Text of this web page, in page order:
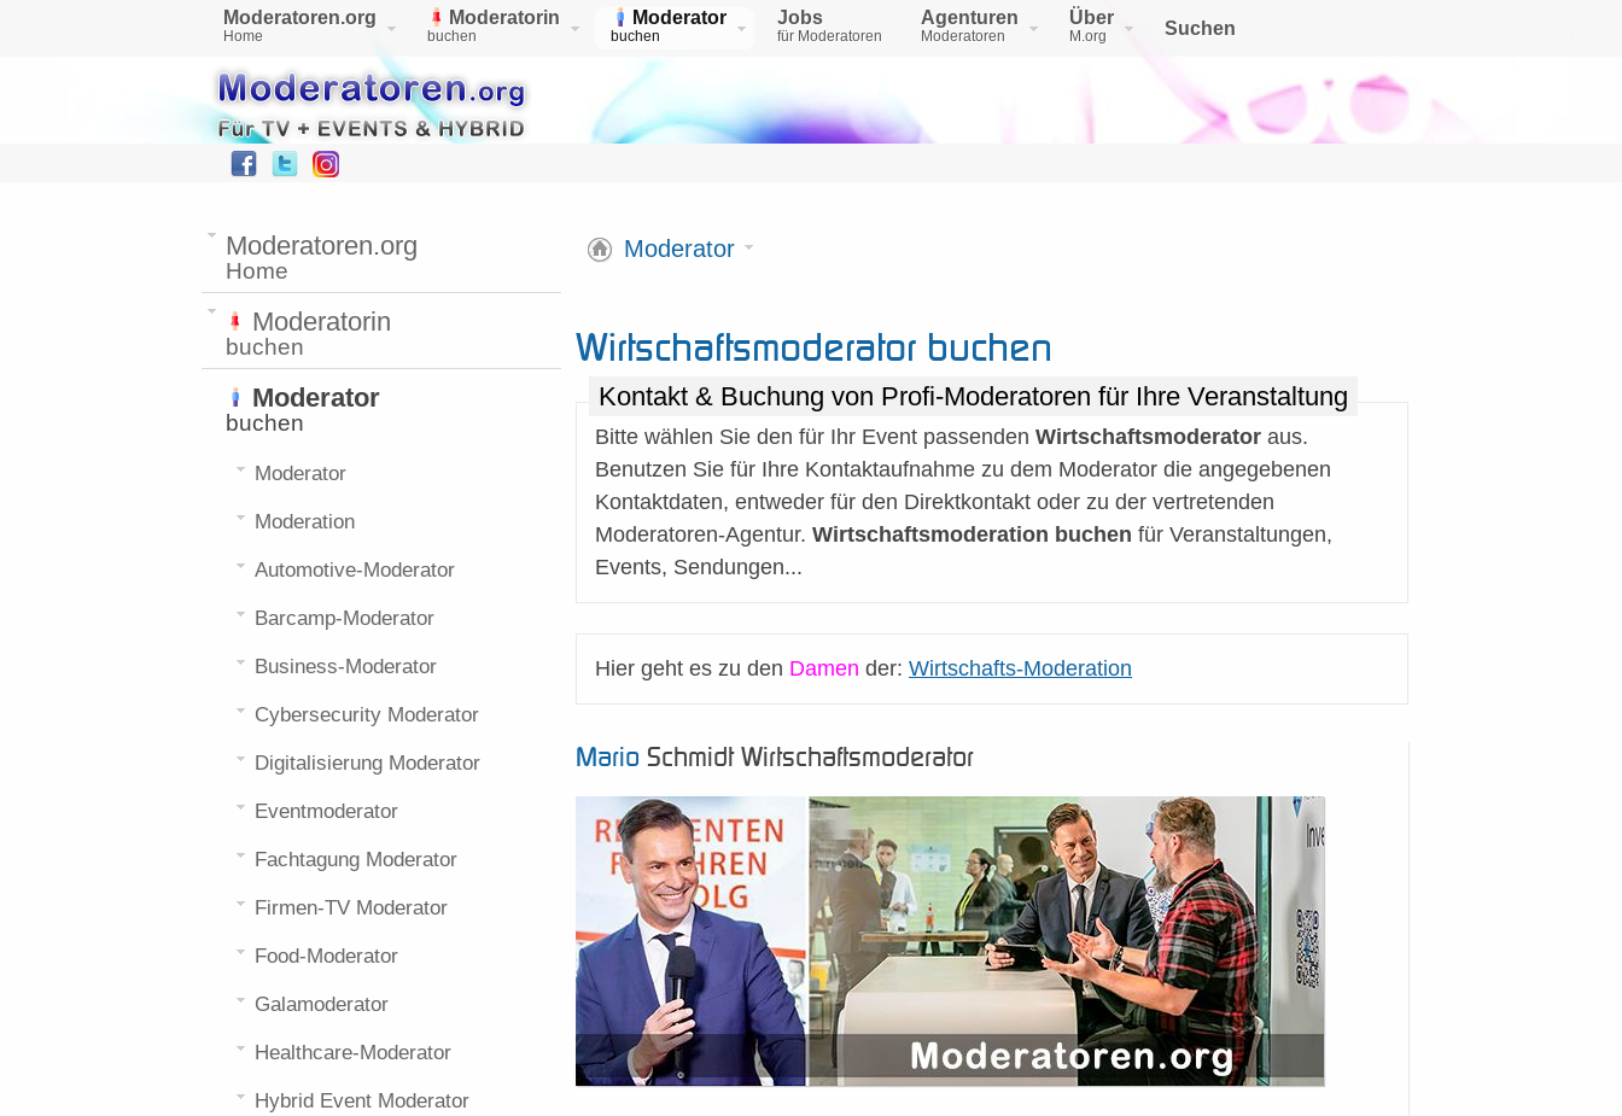
Moderatoren.org
Home
Moderatorin
buchen
Moderator
buchen
Jobs
für Moderatoren
Agenturen
Moderatoren
Über
M.org Suchen
Moderator
Wirtschaftsmoderator buchen
Kontakt & Buchung von Profi-Moderatoren für Ihre Veranstaltung
Bitte wählen Sie den für Ihr Event passenden Wirtschaftsmoderator aus.
Benutzen Sie für Ihre Kontaktaufnahme zu dem Moderator die angegebenen
Kontaktdaten, entweder für den Direktkontakt oder zu der vertretenden
Moderatoren-Agentur. Wirtschaftsmoderation buchen für Veranstaltungen,
Events, Sendungen...
Hier geht es zu den Damen der: Wirtschafts-Moderation
Mario Schmidt Wirtschaftsmoderator
Moderatoren.org
Home
Moderatorin
buchen
Moderator
buchen
Moderator
Moderation
Automotive-Moderator
Barcamp-Moderator
Business-Moderator
Cybersecurity Moderator
Digitalisierung Moderator
Eventmoderator
Fachtagung Moderator
Firmen-TV Moderator
Food-Moderator
Galamoderator
Healthcare-Moderator
Hybrid Event Moderator